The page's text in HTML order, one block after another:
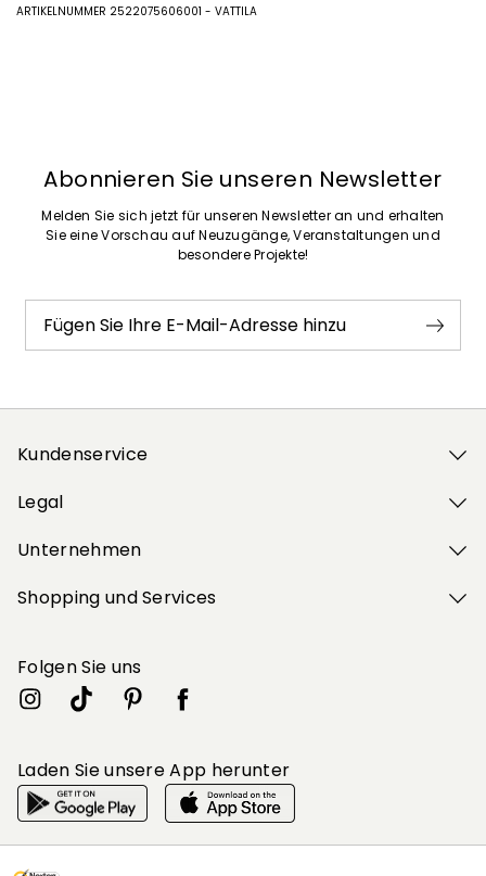
ARTIKELNUMMER 2522075606001 - VATTILA
Abonnieren Sie unseren Newsletter
Melden Sie sich jetzt für unseren Newsletter an und erhalten
Sie eine Vorschau auf Neuzugänge, Veranstaltungen und
besondere Projekte!
Fügen Sie Ihre E-Mail-Adresse hinzu
Kundenservice
Legal
Unternehmen
Shopping und Services
Folgen Sie uns
Laden Sie unsere App herunter